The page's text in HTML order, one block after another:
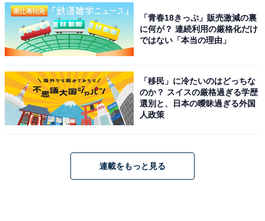
「青春18きっぷ」販売激減の裏
に何が？ 連続利用の厳格化だけ
ではない「本当の理由」
「移民」に冷たいのはどっちな
のか？ スイスの厳格過ぎる学歴
選別と、日本の曖昧過ぎる外国
人政策
連載をもっと見る